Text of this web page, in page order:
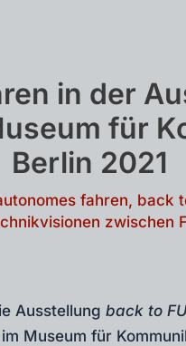
in der
für
Berlin 2021
fahren, back
zwischen
Ausstellung back to
im Museum für